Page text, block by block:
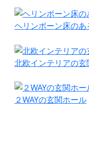
ヘリンボーン床の
北欧インテリアの玄
２WAYの玄関ホール